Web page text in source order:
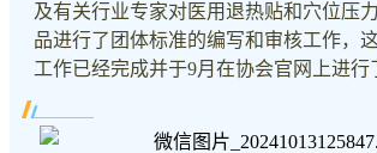
及有关行业专家对医用退热贴和穴位压
品进行了团体标准的编写和审核工作，
工作已经完成并于9月在协会官网上进行